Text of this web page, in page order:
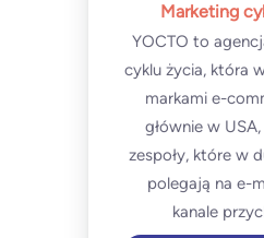
Marketing
YOCTO to
cyklu życia, która
markami e-
głównie w
zespoły, które w
polegają na e-
kanale